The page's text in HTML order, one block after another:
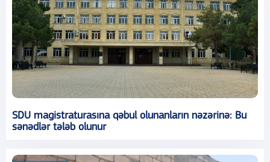
SDU magistraturasına qəbul olunanların nəzərinə: Bu
sənədlər tələb olunur